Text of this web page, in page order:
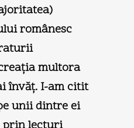
românesc
multora
învăţ. I-am citit
unii dintre ei